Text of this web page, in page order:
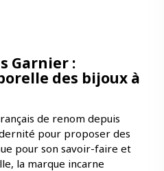
Garnier :
des bijoux à
de renom depuis
pour proposer des
pour son savoir-faire et
la marque incarne